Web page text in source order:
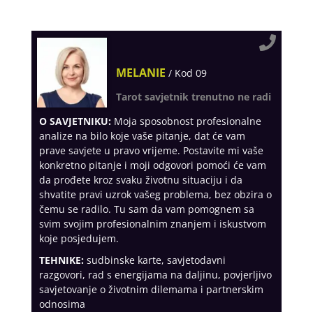
MELANIE / Kod 09
Tarot savjetnik trenutno ne radi
O SAVJETNIKU:Moja sposobnost profesionalne
analize na bilo koje vaše pitanje, dat će vam
prave savjete u pravo vrijeme. Postavite mi vaše
konkretno pitanje i moji odgovori pomoći će vam
da prođete kroz svaku životnu situaciju i da
shvatite pravi uzrok vašeg problema, bez obzira o
čemu se radilo. Tu sam da vam pomognem sa
svim svojim profesionalnim znanjem i iskustvom
koje posjedujem.
TEHNIKE:sudbinske karte, savjetodavni
razgovori, rad s energijama na daljinu, povjerljivo
savjetovanje o životnim dilemama i partnerskim
odnosima